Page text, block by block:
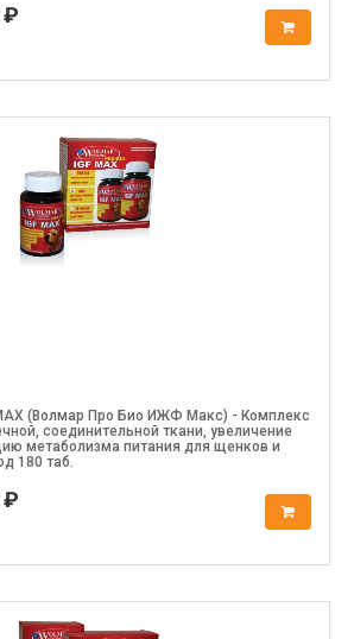
₽
(Волмар Про Био ИЖФ Макс) - Комплекс
соединительной ткани, увеличение
метаболизма питания для щенков и
180 таб.
₽